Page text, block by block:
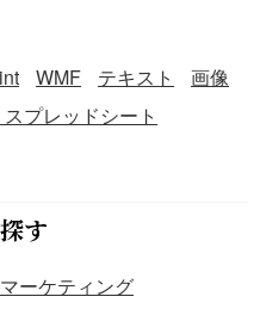
WMF テキスト
画像
プレッドシート
す
マーケティング